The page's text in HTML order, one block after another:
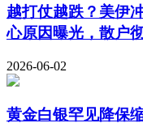
越打仗越跌？美伊
心原因曝光，散户
2026-06-02
黄金白银罕见降保